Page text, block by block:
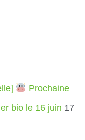
Prochaine
bio le 16 juin 17